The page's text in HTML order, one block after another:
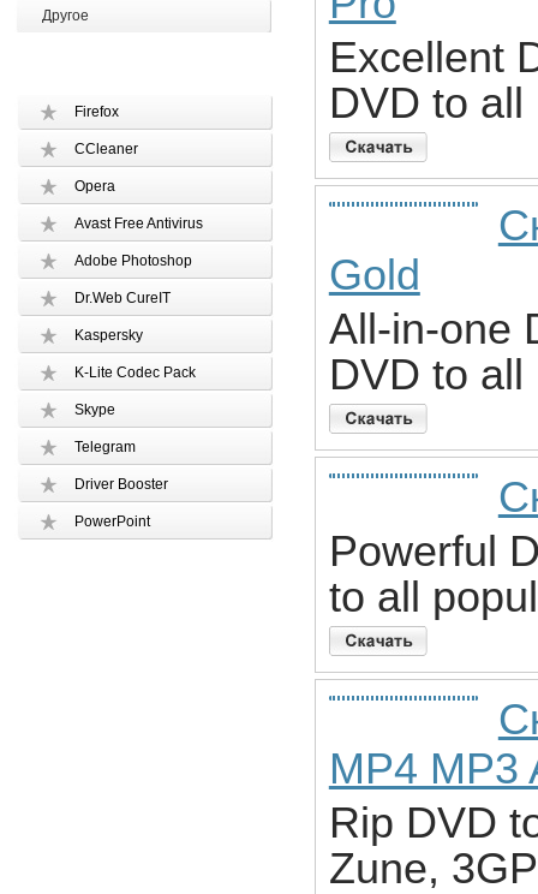
Другое
Firefox
CCleaner
Opera
Avast Free Antivirus
Adobe Photoshop
Dr.Web CureIT
Kaspersky
K-Lite Codec Pack
Skype
Telegram
Driver Booster
PowerPoint
Excellent
DVD to
Gold
All-in-one
DVD to
Powerful
to all
MP4 MP3
Rip DVD
Zune,